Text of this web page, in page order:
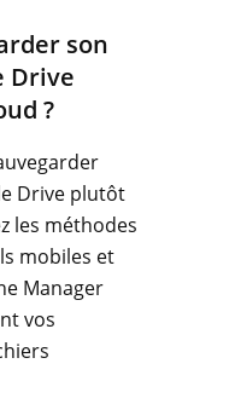
son
Drive
?
Drive plutôt
les méthodes
mobiles et
Manager
vos